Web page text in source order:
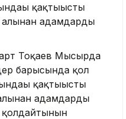
қақтығысты
алынған адамдарды
Тоқаев Мысырда
барысында қол
қақтығысты
адамдарды
қолдайтынын